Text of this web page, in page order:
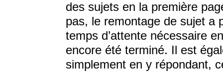
des sujets en la première
pas, le remontage de sujet a
temps d’attente nécessaire
encore été terminé. Il est
simplement en y répondant,